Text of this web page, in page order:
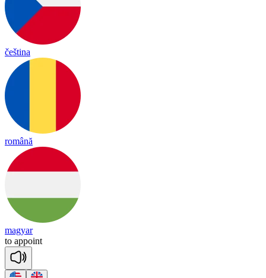
čeština
română
magyar
to appoint